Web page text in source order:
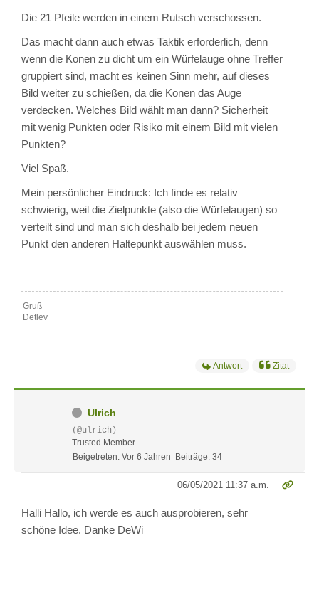
Die 21 Pfeile werden in einem Rutsch verschossen.
Das macht dann auch etwas Taktik erforderlich, denn
wenn die Konen zu dicht um ein Würfelauge ohne Treffer
gruppiert sind, macht es keinen Sinn mehr, auf dieses
Bild weiter zu schießen, da die Konen das Auge
verdecken. Welches Bild wählt man dann? Sicherheit
mit wenig Punkten oder Risiko mit einem Bild mit vielen
Punkten?
Viel Spaß.
Mein persönlicher Eindruck: Ich finde es relativ
schwierig, weil die Zielpunkte (also die Würfelaugen) so
verteilt sind und man sich deshalb bei jedem neuen
Punkt den anderen Haltepunkt auswählen muss.
Gruß
Detlev
Antwort Zitat
Ulrich
(@ulrich)
Trusted Member
Beigetreten: Vor 6 Jahren Beiträge: 34
06/05/2021 11:37 a.m.
Halli Hallo, ich werde es auch ausprobieren, sehr
schöne Idee. Danke DeWi